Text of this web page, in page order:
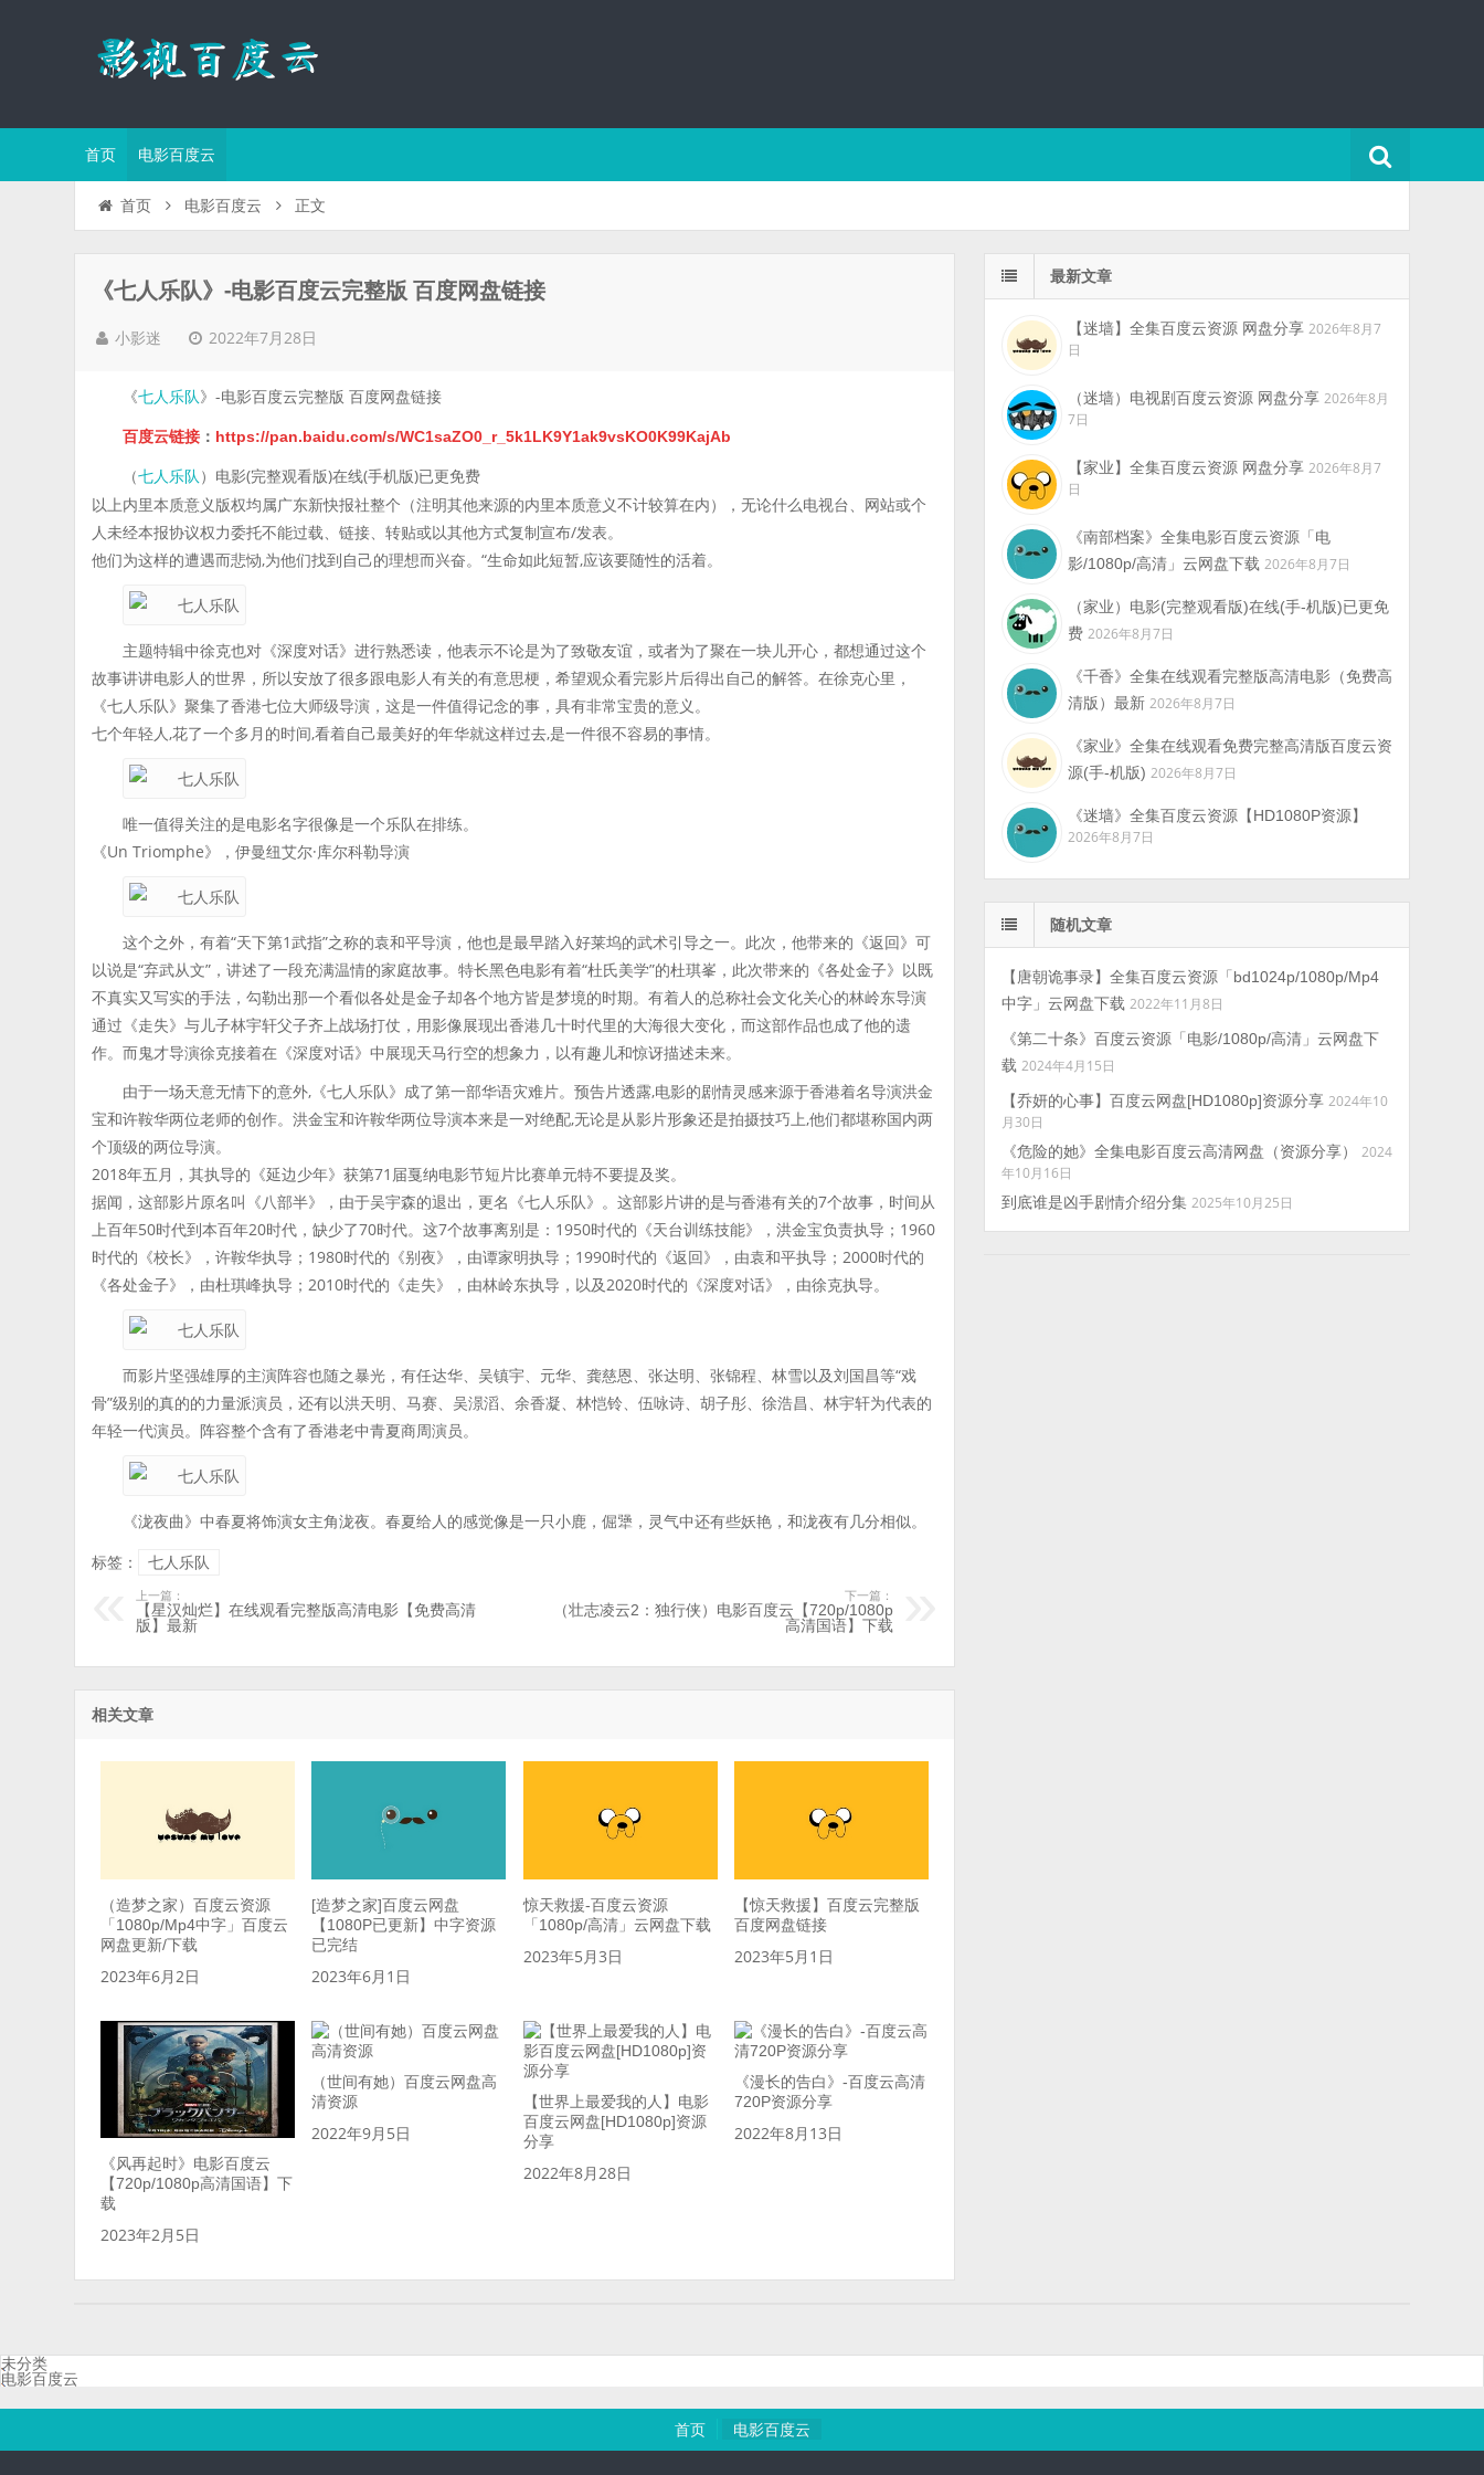
首页 电影百度云
首页 电影百度云 正文
《七人乐队》-电影百度云完整版 百度网盘链接
小影迷 2022年7月28日
《七人乐队》-电影百度云完整版 百度网盘链接
百度云链接 ： https://pan.baidu.com/s/WC1saZO0_r_5k1LK9Y1ak9vsKO0K99KajAb
（七人乐队 ）电影(完整观看版)在线(手机版)已更免费
以上内里本质意义版权均属广东新快报社整个（注明其他来源的内里本质意义不计较算在内），无论什么电视台、网站或个
人未经本报协议权力委托不能过载、链接、转贴或以其他方式复制宣布/发表。
他们为这样的遭遇而悲恸,为他们找到自己的理想而兴奋。“生命如此短暂,应该要随性的活着。
主题特辑中徐克也对《深度对话》进行熟悉读，他表示不论是为了致敬友谊，或者为了聚在一块儿开心，都想通过这个
故事讲讲电影人的世界，所以安放了很多跟电影人有关的有意思梗，希望观众看完影片后得出自己的解答。在徐克心里，
《七人乐队》聚集了香港七位大师级导演，这是一件值得记念的事，具有非常宝贵的意义。
七个年轻人,花了一个多月的时间,看着自己最美好的年华就这样过去,是一件很不容易的事情。
唯一值得关注的是电影名字很像是一个乐队在排练。
《Un Triomphe》，伊曼纽艾尔·库尔科勒导演
这个之外，有着“天下第1武指”之称的袁和平导演，他也是最早踏入好莱坞的武术引导之一。此次，他带来的《返回》可
以说是“弃武从文”，讲述了一段充满温情的家庭故事。特长黑色电影有着“杜氏美学”的杜琪峯，此次带来的《各处金子》以既
不真实又写实的手法，勾勒出那一个看似各处是金子却各个地方皆是梦境的时期。有着人的总称社会文化关心的林岭东导演
通过《走失》与儿子林宇轩父子齐上战场打仗，用影像展现出香港几十时代里的大海很大变化，而这部作品也成了他的遗
作。而鬼才导演徐克接着在《深度对话》中展现天马行空的想象力，以有趣儿和惊讶描述未来。
由于一场天意无情下的意外,《七人乐队》成了第一部华语灾难片。预告片透露,电影的剧情灵感来源于香港着名导演洪金
宝和许鞍华两位老师的创作。洪金宝和许鞍华两位导演本来是一对绝配,无论是从影片形象还是拍摄技巧上,他们都堪称国内两
个顶级的两位导演。
2018年五月，其执导的《延边少年》获第71届戛纳电影节短片比赛单元特不要提及奖。
据闻，这部影片原名叫《八部半》，由于吴宇森的退出，更名《七人乐队》。这部影片讲的是与香港有关的7个故事，时间从
上百年50时代到本百年20时代，缺少了70时代。这7个故事离别是：1950时代的《天台训练技能》，洪金宝负责执导；1960
时代的《校长》，许鞍华执导；1980时代的《别夜》，由谭家明执导；1990时代的《返回》，由袁和平执导；2000时代的
《各处金子》，由杜琪峰执导；2010时代的《走失》，由林岭东执导，以及2020时代的《深度对话》，由徐克执导。
而影片坚强雄厚的主演阵容也随之暴光，有任达华、吴镇宇、元华、龚慈恩、张达明、张锦程、林雪以及刘国昌等“戏
骨”级别的真的的力量派演员，还有以洪天明、马赛、吴澋滔、余香凝、林恺铃、伍咏诗、胡子彤、徐浩昌、林宇轩为代表的
年轻一代演员。阵容整个含有了香港老中青夏商周演员。
《泷夜曲》中春夏将饰演女主角泷夜。春夏给人的感觉像是一只小鹿，倔犟，灵气中还有些妖艳，和泷夜有几分相似。
标签：
七人乐队
上一篇：
【星汉灿烂】在线观看完整版高清电影【免费高清
版】最新
下一篇：
（壮志凌云2：独行侠）电影百度云【720p/1080p
高清国语】下载
相关文章
（造梦之家）百度云资源
「1080p/Mp4中字」百度云
网盘更新/下载
2023年6月2日
[造梦之家]百度云网盘
【1080P已更新】中字资源
已完结
2023年6月1日
惊天救援-百度云资源
「1080p/高清」云网盘下载
2023年5月3日
【惊天救援】百度云完整版
百度网盘链接
2023年5月1日
《风再起时》电影百度云
【720p/1080p高清国语】下
载
2023年2月5日
（世间有她）百度云网盘高
清资源
2022年9月5日
【世界上最爱我的人】电影
百度云网盘[HD1080p]资源
分享
2022年8月28日
《漫长的告白》-百度云高清
720P资源分享
2022年8月13日
最新文章
【迷墙】全集百度云资源 网盘分享 2026年8月7
日
（迷墙）电视剧百度云资源 网盘分享 2026年8月
7日
【家业】全集百度云资源 网盘分享 2026年8月7
日
《南部档案》全集电影百度云资源「电
影/1080p/高清」云网盘下载 2026年8月7日
（家业）电影(完整观看版)在线(手-机版)已更免
费 2026年8月7日
《千香》全集在线观看完整版高清电影（免费高
清版）最新 2026年8月7日
《家业》全集在线观看免费完整高清版百度云资
源(手-机版) 2026年8月7日
《迷墙》全集百度云资源【HD1080P资源】
2026年8月7日
随机文章
【唐朝诡事录】全集百度云资源「bd1024p/1080p/Mp4
中字」云网盘下载 2022年11月8日
《第二十条》百度云资源「电影/1080p/高清」云网盘下
载 2024年4月15日
【乔妍的心事】百度云网盘[HD1080p]资源分享 2024年10
月30日
《危险的她》全集电影百度云高清网盘（资源分享）
2024
年10月16日
到底谁是凶手剧情介绍分集 2025年10月25日
未分类
电影百度云
首页 电影百度云